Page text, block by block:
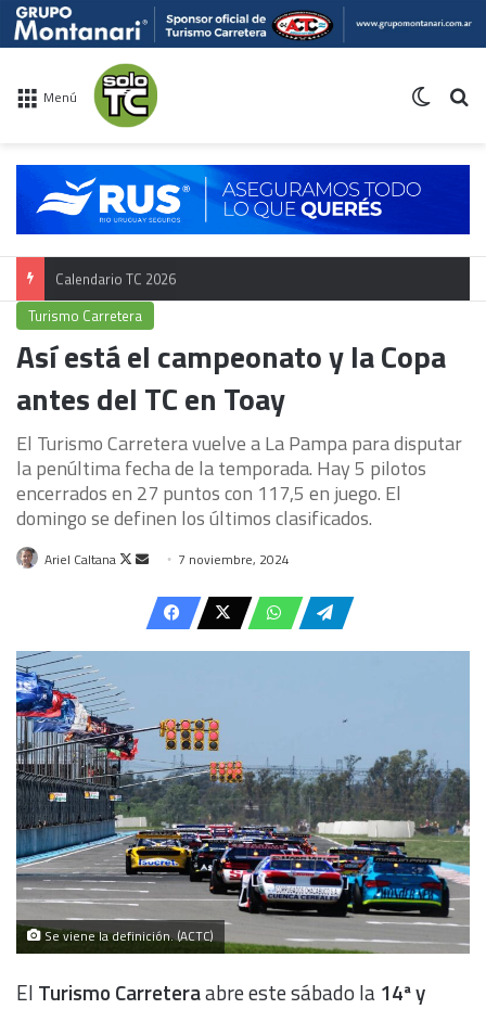
Menú
Calendario TC 2026
Turismo Carretera
Así está el campeonato y la Copa
antes del TC en Toay
El Turismo Carretera vuelve a La Pampa para disputar
la penúltima fecha de la temporada. Hay 5 pilotos
encerrados en 27 puntos con 117,5 en juego. El
domingo se definen los últimos clasificados.
Ariel Caltana
Follow
Send
email
7 noviembre, 2024
Se viene la definición. (ACTC)
El Turismo Carreteraabre este sábado la 14ª y